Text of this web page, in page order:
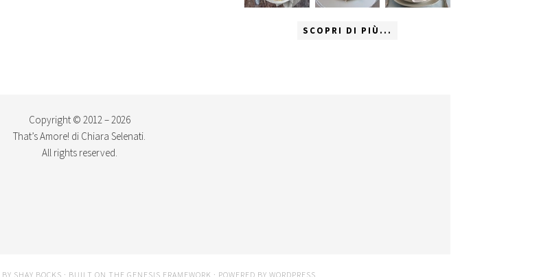
SCOPRI DI PIÙ...
Copyright © 2012 – 2026
That’s Amore! di Chiara Selenati.
All rights reserved.
BY SHAY BOCKS · BUILT ON THE GENESIS FRAMEWORK · POWERED BY WORDPRESS